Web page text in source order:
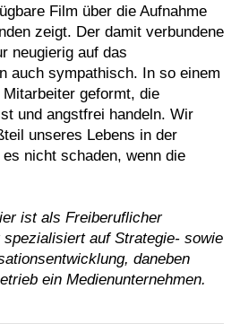
Film über die Aufnahme
zeigt. Der damit verbundene
neugierig auf das
auch sympathisch. In so einem
geformt, die
und angstfrei handeln. Wir
unseres Lebens in der
nicht schaden, wenn die
ist als Freiberuflicher
spezialisiert auf Strategie- sowie
daneben
ein Medienunternehmen.